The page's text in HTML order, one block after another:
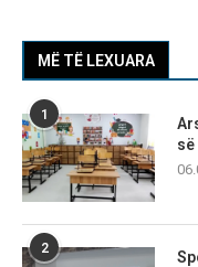
MË TË LEXUARA
1
së
2